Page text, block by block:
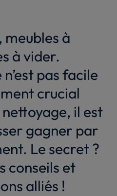
à
à vider.
pas facile
crucial
il est
gagner par
Le secret ?
conseils et
alliés !